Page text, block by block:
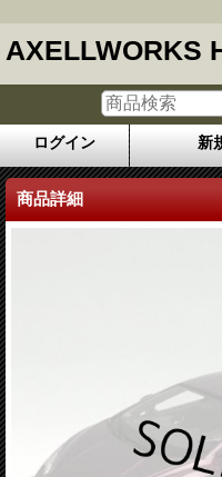
AXELLWORKS
ログイン 新
商品詳細